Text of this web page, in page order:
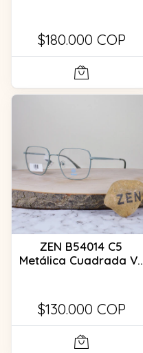
$180.000 COP
ZEN B54014 C5
Metálica Cuadrada V..
$130.000 COP